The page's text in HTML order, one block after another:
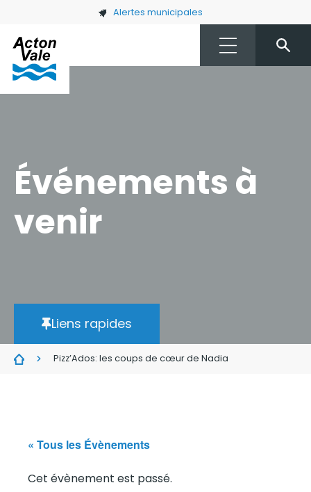
Skip to main content Alertes municipales
Événements à
venir
Liens rapides
Pizz’Ados: les coups de cœur de Nadia
« Tous les Évènements
Cet évènement est passé.